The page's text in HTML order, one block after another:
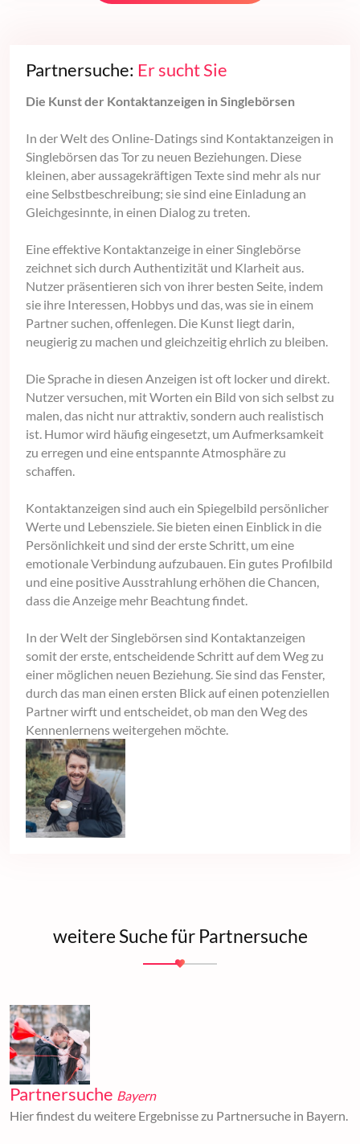
Partnersuche: Er sucht Sie
Die Kunst der Kontaktanzeigen in Singlebörsen
In der Welt des Online-Datings sind Kontaktanzeigen in
Singlebörsen das Tor zu neuen Beziehungen. Diese
kleinen, aber aussagekräftigen Texte sind mehr als nur
eine Selbstbeschreibung; sie sind eine Einladung an
Gleichgesinnte, in einen Dialog zu treten.
Eine effektive Kontaktanzeige in einer Singlebörse
zeichnet sich durch Authentizität und Klarheit aus.
Nutzer präsentieren sich von ihrer besten Seite, indem
sie ihre Interessen, Hobbys und das, was sie in einem
Partner suchen, offenlegen. Die Kunst liegt darin,
neugierig zu machen und gleichzeitig ehrlich zu bleiben.
Die Sprache in diesen Anzeigen ist oft locker und direkt.
Nutzer versuchen, mit Worten ein Bild von sich selbst zu
malen, das nicht nur attraktiv, sondern auch realistisch
ist. Humor wird häufig eingesetzt, um Aufmerksamkeit
zu erregen und eine entspannte Atmosphäre zu
schaffen.
Kontaktanzeigen sind auch ein Spiegelbild persönlicher
Werte und Lebensziele. Sie bieten einen Einblick in die
Persönlichkeit und sind der erste Schritt, um eine
emotionale Verbindung aufzubauen. Ein gutes Profilbild
und eine positive Ausstrahlung erhöhen die Chancen,
dass die Anzeige mehr Beachtung findet.
In der Welt der Singlebörsen sind Kontaktanzeigen
somit der erste, entscheidende Schritt auf dem Weg zu
einer möglichen neuen Beziehung. Sie sind das Fenster,
durch das man einen ersten Blick auf einen potenziellen
Partner wirft und entscheidet, ob man den Weg des
Kennenlernens weitergehen möchte.
weitere Suche für Partnersuche
Partnersuche Bayern
Hier findest du weitere Ergebnisse zu Partnersuche in Bayern.